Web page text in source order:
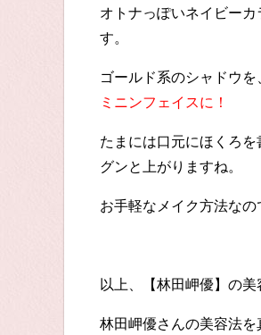
オトナっぽいネイビー
す。
ゴールド系のシャドウ
ミニンフェイスに！
たまには口元にほくろ
グンと上がりますね。
お手軽なメイク方法なの
以上、【林田岬優】の美
林田岬優さんの美容法を